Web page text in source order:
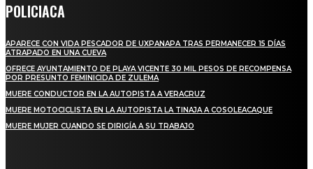
POLICIACA
APARECE CON VIDA PESCADOR DE UXPANAPA TRAS PERMANECER 15 DÍAS
ATRAPADO EN UNA CUEVA
OFRECE AYUNTAMIENTO DE PLAYA VICENTE 30 MIL PESOS DE RECOMPENSA
POR PRESUNTO FEMINICIDA DE ZULEMA
MUERE CONDUCTOR EN LA AUTOPISTA A VERACRUZ
MUERE MOTOCICLISTA EN LA AUTOPISTA LA TINAJA A COSOLEACAQUE
MUERE MUJER CUANDO SE DIRIGÍA A SU TRABAJO